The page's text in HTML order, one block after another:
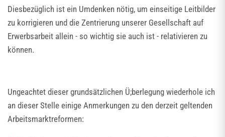
Diesbezüglich ist ein Umdenken nötig, um einseitige Leitbilder
zu korrigieren und die Zentrierung unserer Gesellschaft auf
Erwerbsarbeit allein - so wichtig sie auch ist - relativieren zu
können.
Ungeachtet dieser grundsätzlichen Ü;berlegung wiederhole ich
an dieser Stelle einige Anmerkungen zu den derzeit geltenden
Arbeitsmarktreformen: